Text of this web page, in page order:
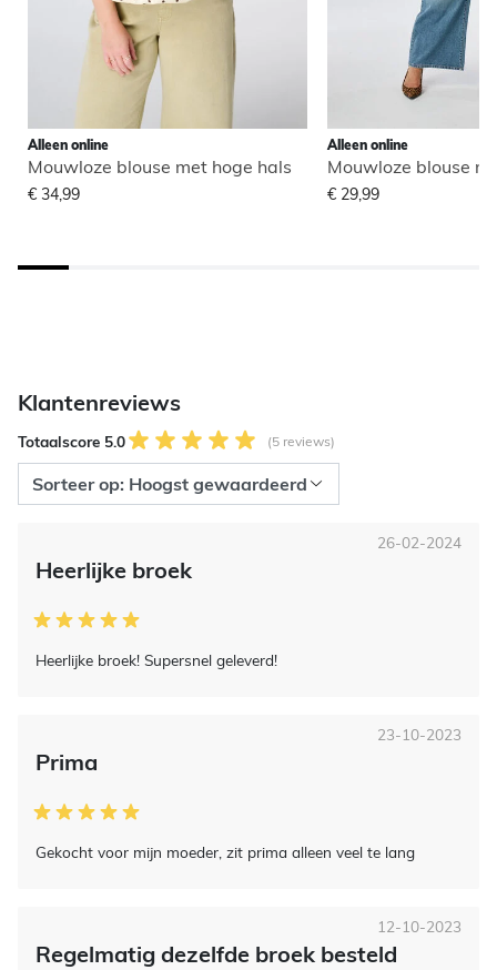
Alleen online
Mouwloze blouse met hoge hals
€ 34,99
Alleen online
Mouwloze blouse
€ 29,99
Klantenreviews
Totaalscore 5.0 (5 reviews)
Heerlijke broek
Heerlijke broek! Supersnel geleverd!
26-02-2024
Prima
Gekocht voor mijn moeder, zit prima alleen veel te lang
23-10-2023
Regelmatig dezelfde broek besteld
12-10-2023